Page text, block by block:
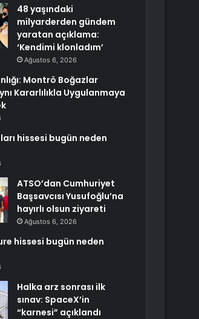
48 yaşındaki
milyarderden gündem
yaratan açıklama:
‘Kendimi klonladım’
Ağustos 6, 2026
Montrö Boğazlar
Kararlılıkla Uygulanmaya
hissesi bugün neden
ATSO’dan Cumhuriyet
Başsavcısı Yusufoğlu’na
hayırlı olsun ziyareti
Ağustos 6, 2026
hissesi bugün neden
Halka arz sonrası ilk
sınav: SpaceX’in
“karnesi” açıklandı